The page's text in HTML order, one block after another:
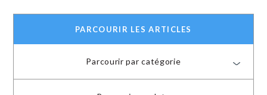
PARCOURIR LES ARTICLES
Parcourir par catégorie